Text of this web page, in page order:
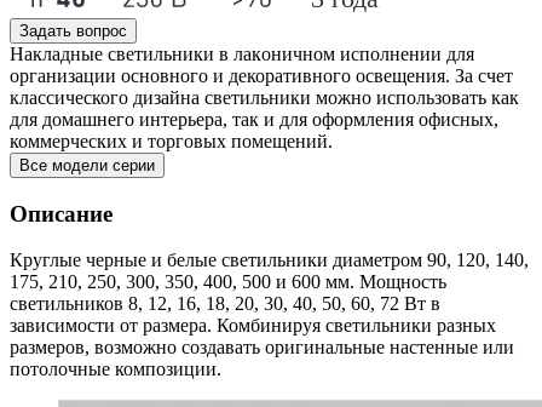
Задать вопрос
Накладные светильники в лаконичном исполнении для
организации основного и декоративного освещения. За счет
классического дизайна светильники можно использовать как
для домашнего интерьера, так и для оформления офисных,
коммерческих и торговых помещений.
Все модели серии
Описание
Круглые черные и белые светильники диаметром 90, 120, 140,
175, 210, 250, 300, 350, 400, 500 и 600 мм. Мощность
светильников 8, 12, 16, 18, 20, 30, 40, 50, 60, 72 Вт в
зависимости от размера. Комбинируя светильники разных
размеров, возможно создавать оригинальные настенные или
потолочные композиции.